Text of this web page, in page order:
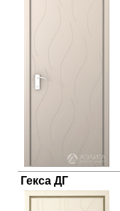
Гекса ДГ